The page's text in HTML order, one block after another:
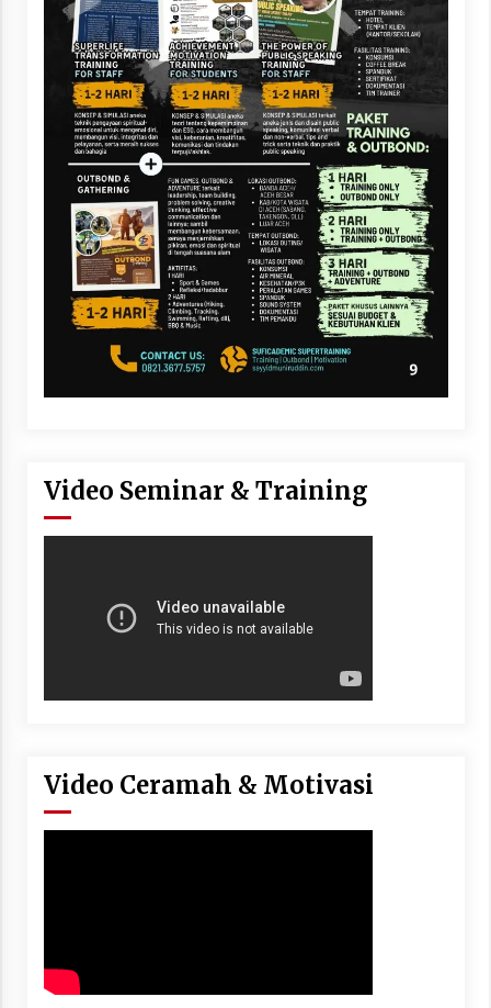
Video Seminar & Training
Video Ceramah & Motivasi